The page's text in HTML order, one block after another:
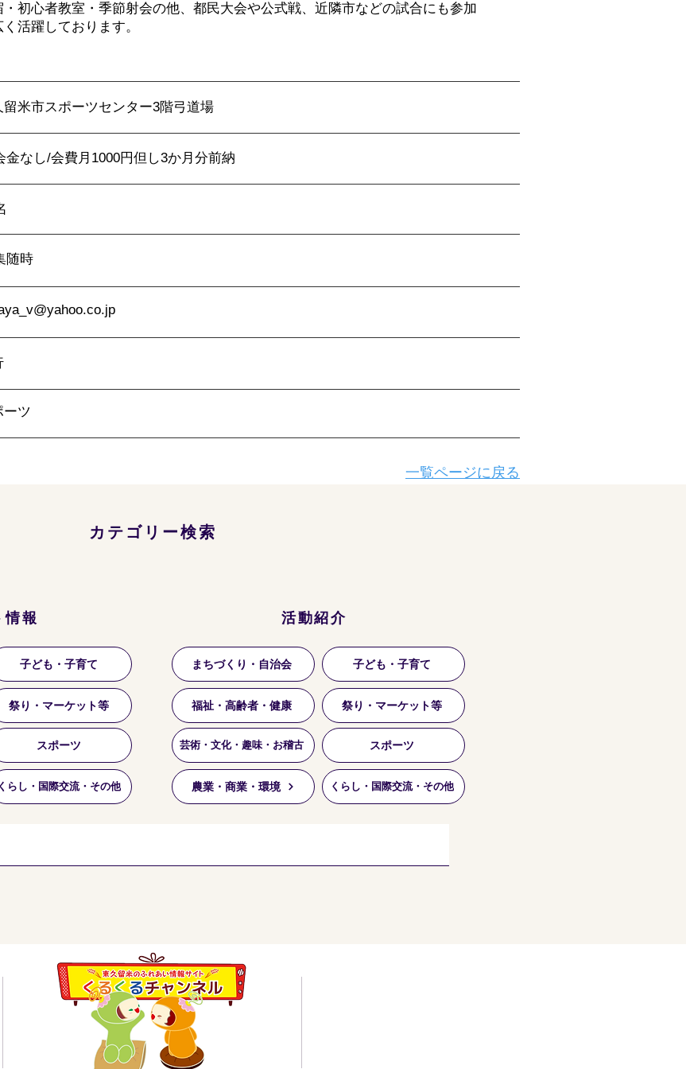
・初心者教室・季節射会の他、都民大会や公式戦、近隣市などの試合にも参加
く活躍しております。
留米市スポーツセンター3階弓道場
金なし/会費月1000円但し3か月分前納
随時
ーツ
一覧ページに戻る
カテゴリー検索
情報
子ども・子育て
祭り・マーケット等
スポーツ
くらし・国際交流・その他
活動紹介
まちづくり・自治会 子ども・子育て
福祉・高齢者・健康
芸術・文化・趣味・お稽古
祭り・マーケット等
スポーツ
農業・商業・環境 くらし・国際交流・その他